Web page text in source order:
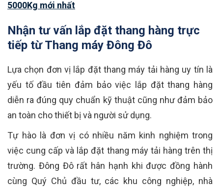
5000Kg mới nhất
Nhận tư vấn lắp đặt thang hàng trực
tiếp từ Thang máy Đông Đô
Lựa chọn đơn vị lắp đặt thang máy tải hàng uy tín là
yếu tố đầu tiên đảm bảo việc lắp đặt thang hàng
diễn ra đúng quy chuẩn kỹ thuật cũng như đảm bảo
an toàn cho thiết bị và người sử dụng.
Tự hào là đơn vị có nhiều năm kinh nghiệm trong
việc cung cấp và lắp đặt thang máy tải hàng trên thị
trường. Đông Đô rất hân hạnh khi được đồng hành
cùng Quý Chủ đầu tư, các khu công nghiệp, nhà